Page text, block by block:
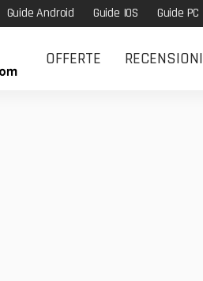
Guide Android Guide IOS Guide PC
OFFERTE RECENSIONI